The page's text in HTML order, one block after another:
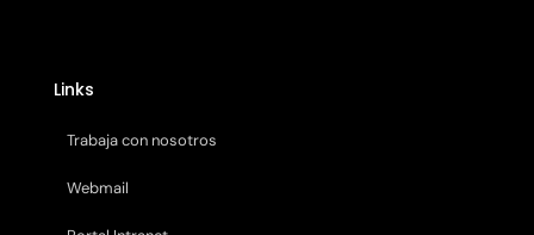
Links
Trabaja con nosotros
Webmail